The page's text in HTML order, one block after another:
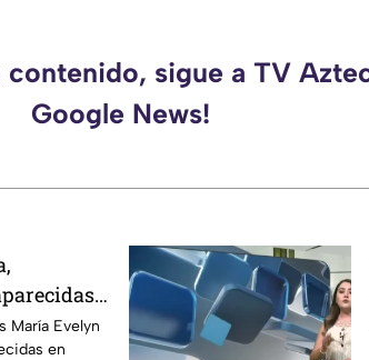
sigue a TV
Google News!
María Evelyn
en